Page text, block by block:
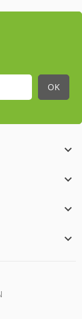



